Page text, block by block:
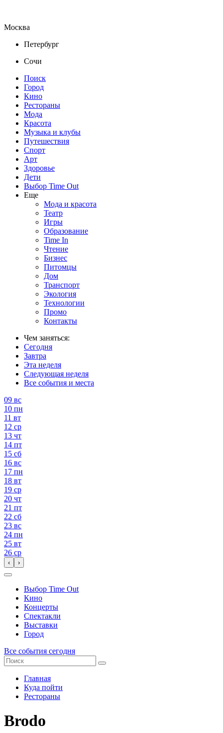
Москва
Петербург
Сочи
Поиск
Город
Кино
Рестораны
Мода
Красота
Музыка и клубы
Путешествия
Спорт
Арт
Здоровье
Дети
Выбор Time Out
Еще
Мода и красота
Театр
Игры
Образование
Time In
Чтение
Бизнес
Питомцы
Дом
Транспорт
Экология
Технологии
Промо
Контакты
Чем заняться:
Сегодня
Завтра
Эта неделя
Следующая неделя
Все события и места
09 вс
10 пн
11 вт
12 ср
13 чт
14 пт
15 сб
16 вс
17 пн
18 вт
19 ср
20 чт
21 пт
22 сб
23 вс
24 пн
25 вт
26 ср
‹ ›
Выбор Time Out
Кино
Концерты
Спектакли
Выставки
Город
Все события сегодня
Главная
Куда пойти
Рестораны
Brodo